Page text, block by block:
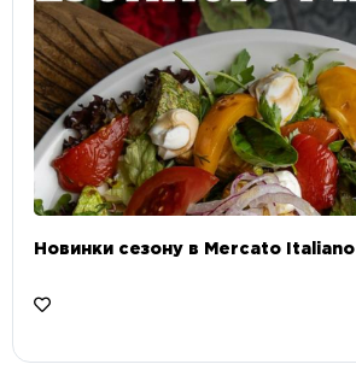
Новинки сезону в Mercato Italiano